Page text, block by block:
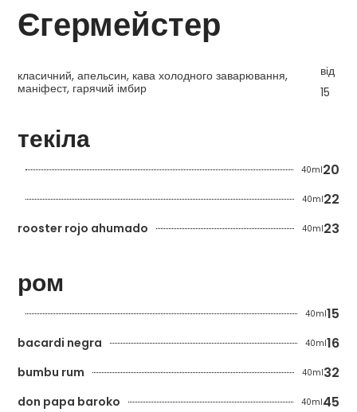
Єгермейстер
класичний, апельсин, кава холодного заварювання,
маніфест, гарячий імбир
від
15
текіла
40ml20
40ml22
rooster rojo ahumado 40ml23
ром
40ml15
bacardi negra 40ml16
bumbu rum 40ml32
don papa baroko 40ml45